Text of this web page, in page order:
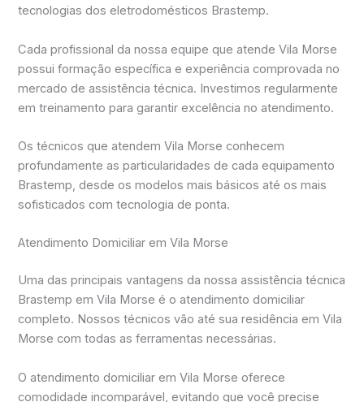
tecnologias dos eletrodomésticos Brastemp.
Cada profissional da nossa equipe que atende Vila Morse
possui formação específica e experiência comprovada no
mercado de assistência técnica. Investimos regularmente
em treinamento para garantir excelência no atendimento.
Os técnicos que atendem Vila Morse conhecem
profundamente as particularidades de cada equipamento
Brastemp, desde os modelos mais básicos até os mais
sofisticados com tecnologia de ponta.
Atendimento Domiciliar em Vila Morse
Uma das principais vantagens da nossa assistência técnica
Brastemp em Vila Morse é o atendimento domiciliar
completo. Nossos técnicos vão até sua residência em Vila
Morse com todas as ferramentas necessárias.
O atendimento domiciliar em Vila Morse oferece
comodidade incomparável, evitando que você precise